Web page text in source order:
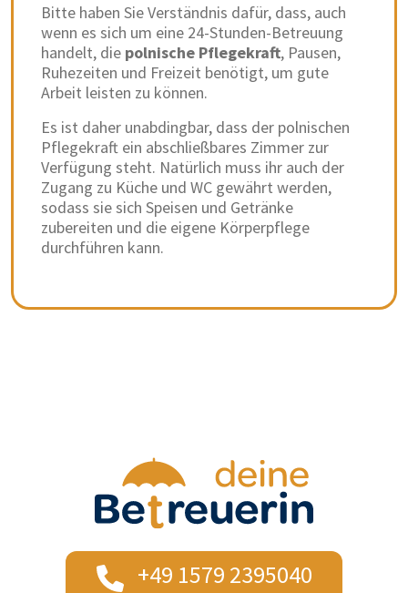
Bitte haben Sie Verständnis dafür, dass, auch
wenn es sich um eine 24-Stunden-Betreuung
handelt, die polnische Pflegekraft, Pausen,
Ruhezeiten und Freizeit benötigt, um gute
Arbeit leisten zu können.
Es ist daher unabdingbar, dass der polnischen
Pflegekraft ein abschließbares Zimmer zur
Verfügung steht. Natürlich muss ihr auch der
Zugang zu Küche und WC gewährt werden,
sodass sie sich Speisen und Getränke
zubereiten und die eigene Körperpflege
durchführen kann.
+49 1579 2395040